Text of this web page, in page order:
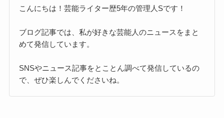
こんにちは！芸能ライター歴5年の管理人Sです！
ブログ記事では、私が好きな芸能人のニュースをまと
めて発信しています。
SNSやニュース記事をとことん調べて発信しているの
で、ぜひ楽しんでくださいね。